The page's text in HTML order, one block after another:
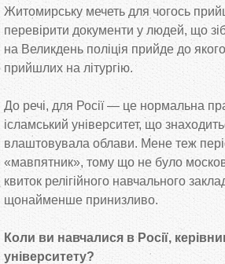
Житомирську мечеть для чогось
перевірити документи у людей, що
на Великдень поліція прийде до
прийшлих на літургію.
До речі, для Росії — це нормальна
ісламський університет, що
влаштовувала облави. Мене теж
«мавпятник», тому що не було
квиток релігійного навчального
щонайменше принизливо.
Коли ви навчалися в Росії,
університету?